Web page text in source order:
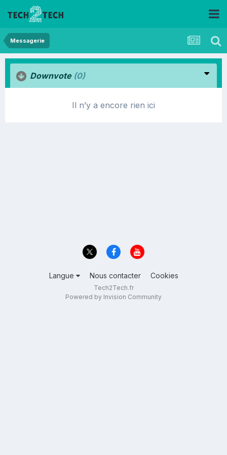
Messagerie
Downvote (0)
Il n’y a encore rien ici
Langue Nous contacter Cookies
Tech2Tech.fr
Powered by Invision Community